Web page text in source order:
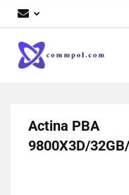
Actina PBA
9800X3D/